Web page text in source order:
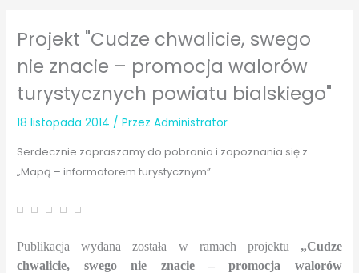
Projekt "Cudze chwalicie, swego
nie znacie – promocja walorów
turystycznych powiatu bialskiego"
18 listopada 2014 / PrzezAdministrator
Serdecznie zapraszamy do pobrania i zapoznania się z
„Mapą – informatorem turystycznym”
Publikacja wydana została w ramach projektu „Cudze
chwalicie, swego nie znacie – promocja walorów